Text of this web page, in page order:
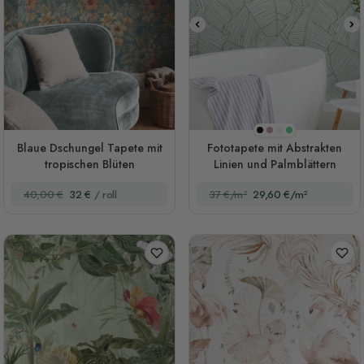
Blaue Dschungel Tapete mit
tropischen Blüten
40,00 € 32 € / roll
Schwarz
BraunRosa
Grün
Fototapete mit Abstrakten
Linien und Palmblättern
37 €/m² 29,60 €/m²